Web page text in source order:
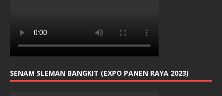
SENAM SLEMAN BANGKIT (EXPO PANEN RAYA 2023)